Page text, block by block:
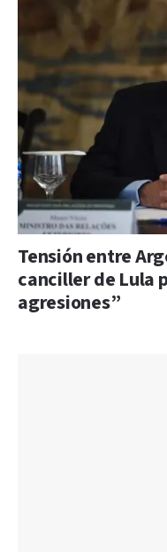
Tensión entre
canciller de Lula
agresiones”